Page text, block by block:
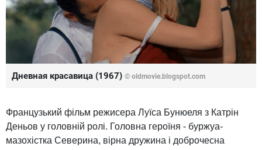
Дневная красавица (1967) © oldmovie.blogspot.com
Французький фільм режисера Луїса Бунюеля з Катрін
Деньов у головній ролі. Головна героїня - буржуа-
мазохістка Северина, вірна дружина і доброчесна